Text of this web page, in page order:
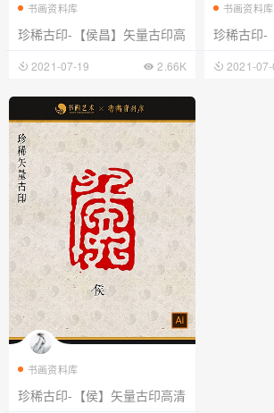
书画资料库
珍稀古印-【侯昌】矢量古印高
2021-07-19 2.66K
书画资料库
珍稀古印-
2021-07-
书画资料库
珍稀古印-【侯】矢量古印高清